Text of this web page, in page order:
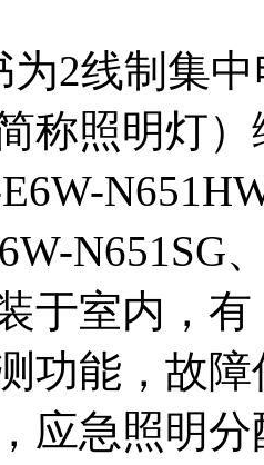
2线制集中
称照明灯
N651SG
于室内，
功能，故
应急照明